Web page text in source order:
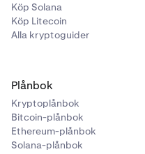
Köp Solana
Köp Litecoin
Alla kryptoguider
Plånbok
Kryptoplånbok
Bitcoin-plånbok
Ethereum-plånbok
Solana-plånbok